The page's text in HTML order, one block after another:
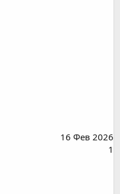
16 Фев 2026
1